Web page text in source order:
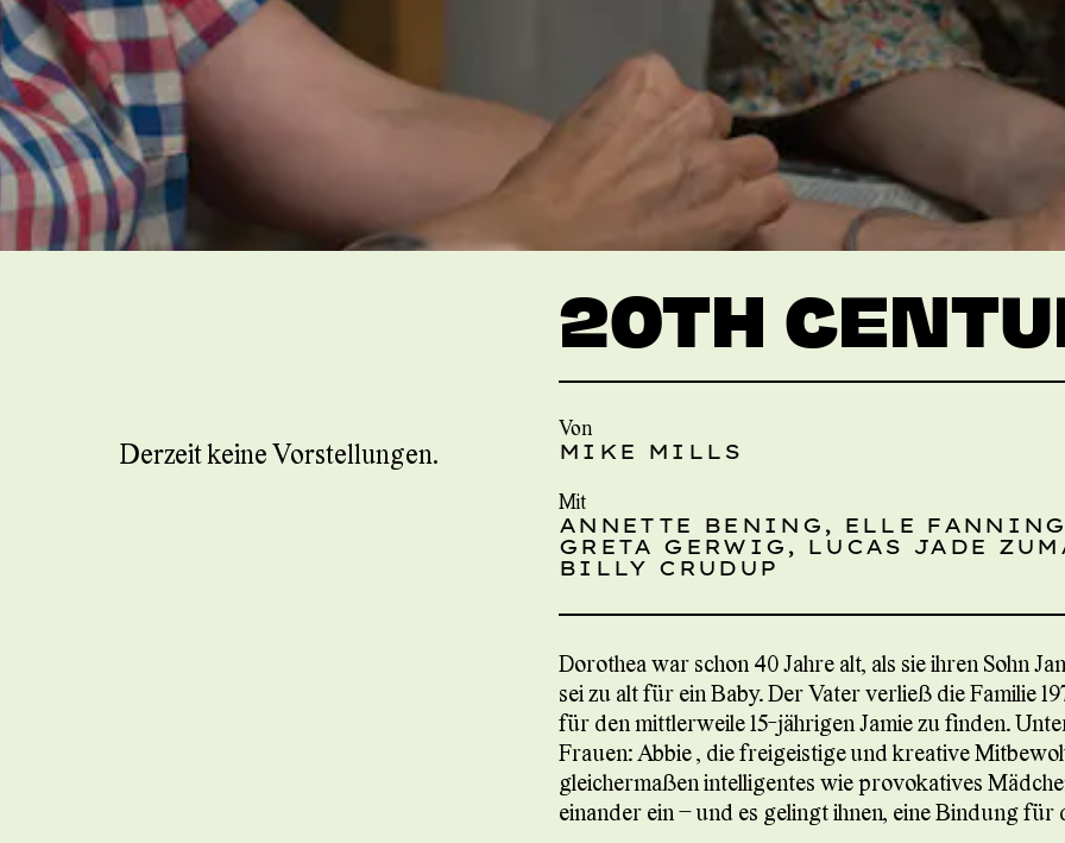
Derzeit keine Vorstellungen.
20TH
Von
MIKE MILLS
Mit
ANNETTE BENING, ELLE
GRETA GERWIG, LUCAS JADE
BILLY CRUDUP
Dorothea war schon 40 Jahre alt, als sie ihren Sohn
sei zu alt für ein Baby. Der Vater verließ die Familie
für den mittlerweile 15-jährigen Jamie zu finden.
Frauen: Abbie , die freigeistige und kreative
gleichermaßen intelligentes wie provokatives
einander ein – und es gelingt ihnen, eine Bindung für